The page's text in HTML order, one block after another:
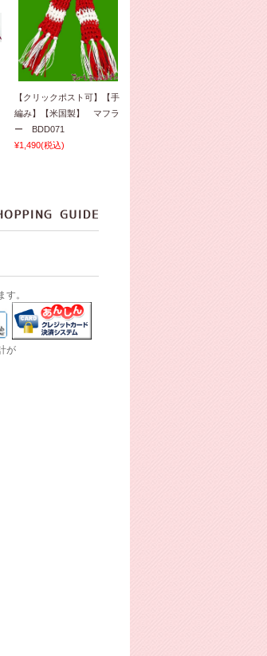
【クリックポスト可】【手
編み】【米国製】 マフラ
ー BDD071
¥1,490(税込)
。
が